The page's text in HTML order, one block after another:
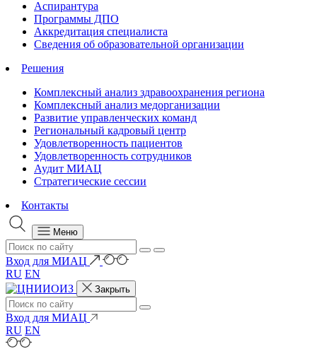
Аспирантура
Программы ДПО
Аккредитация специалиста
Сведения об образовательной организации
Решения
Комплексный анализ здравоохранения региона
Комплексный анализ медорганизации
Развитие управленческих команд
Региональный кадровый центр
Удовлетворенность пациентов
Удовлетворенность сотрудников
Аудит МИАЦ
Стратегические сессии
Контакты
Меню
Вход для МИАЦ
RU EN
Закрыть
Вход для МИАЦ
RU EN